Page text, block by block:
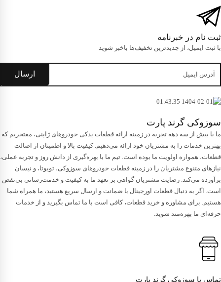
ثبت نام در خبرنامه
با ثبت ایمیل، از جدید‌ترین تخفیف‌ها با‌خبر شوید
سوزوکی گرند پارت
ما با بیش از سه دهه تجربه در زمینه ارائه قطعات یدکی خودروهای ژاپنی، مفتخریم که
بهترین خدمات را به مشتریان خود ارائه می‌دهیم. کیفیت بالا و اطمینان از اصالت
قطعات، همواره اولویت ما بوده است. تیم ما با بهره‌گیری از دانش روز و تجربه عملی،
نیازهای متنوع مشتریان را در زمینه قطعات خودروهای سوزوکی، تویوتا، و نیسان
برآورده می‌کند. رضایت مشتریان گواهی بر تعهد ما به کیفیت و خدمت‌رسانی بی‌نقص
است. اگر به دنبال قطعات اورجینال با ضمانت و ارسال سریع هستید، ما همراه شما
هستیم. برای مشاوره و خرید قطعات، کافی است با ما تماس بگیرید و از خدمات
حرفه‌ای ما بهره‌مند شوید.
تماس با سوزوکی گرند پارت